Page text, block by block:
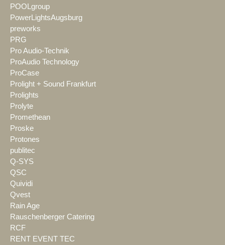
POOLgroup
PowerLightsAugsburg
preworks
PRG
Pro Audio-Technik
ProAudio Technology
ProCase
Prolight + Sound Frankfurt
Prolights
Prolyte
Promethean
Proske
Protones
publitec
Q-SYS
QSC
Quividi
Qvest
Rain Age
Rauschenberger Catering
RCF
RENT EVENT TEC